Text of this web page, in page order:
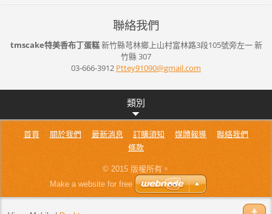
聯絡我們
tmscake特美香布丁蛋糕新竹縣芎林鄉上山村富林路3段105號旁左一新
竹縣307
03-666-3912 Pttey91090@gmail.com
類別
首頁 關於我們 最新消息 訂購須知 媒體報導
聯絡我們
條款
© 2015 版權所有。
Make a website for free